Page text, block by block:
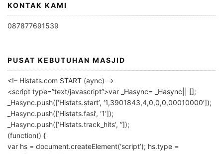
KONTAK KAMI
087877691539
PUSAT KEBUTUHAN MASJID
<!– Histats.com START (aync)–>
<script type=”text/javascript”>var _Hasync= _Hasync|| [];
_Hasync.push([‘Histats.start’, ‘1,3901843,4,0,0,0,00010000’]);
_Hasync.push([‘Histats.fasi’, ‘1’]);
_Hasync.push([‘Histats.track_hits’, ”]);
(function() {
var hs = document.createElement(‘script’); hs.type =